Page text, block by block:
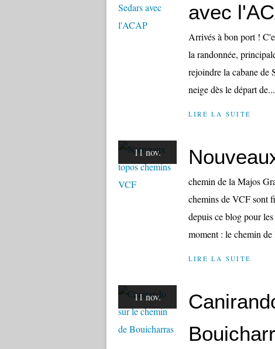
avec
Arrivés à bon port !
la randonnée,
rejoindre la cabane de
neige dès le départ de...
LIRE LA SUITE
11 nov.
chemin de la Majos
chemins de VCF sont
depuis ce blog pour
moment : le chemin
LIRE LA SUITE
11 nov.